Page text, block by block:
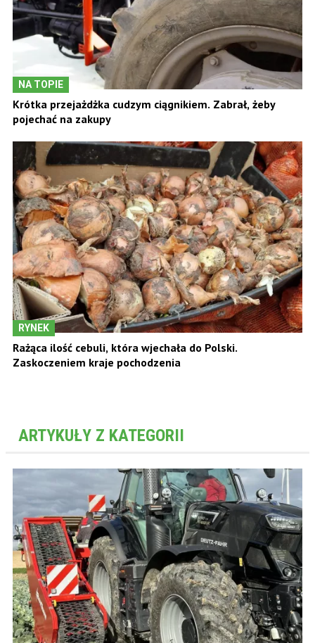
NA TOPIE
Krótka przejażdżka cudzym ciągnikiem. Zabrał, żeby
pojechać na zakupy
RYNEK
Rażąca ilość cebuli, która wjechała do Polski.
Zaskoczeniem kraje pochodzenia
ARTYKUŁY Z KATEGORII